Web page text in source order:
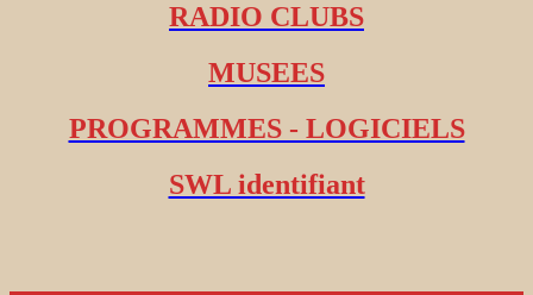
RADIO CLUBS
MUSEES
PROGRAMMES - LOGICIELS
SWL identifiant